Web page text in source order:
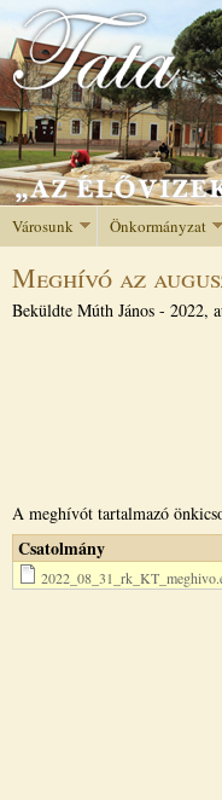
Városunk Önkormányzat
Meghívó az
Beküldte Múth János - 2022,
A meghívót tartalmazó
Csatolmány